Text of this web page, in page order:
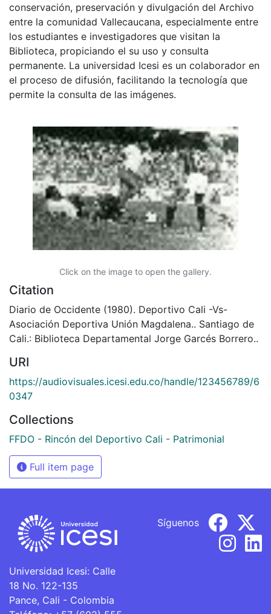
conservación, preservación y divulgación del Archivo
entre la comunidad Vallecaucana, especialmente entre
los estudiantes e investigadores que visitan la
Biblioteca, propiciando el su uso y consulta
permanente. La universidad Icesi es un colaborador en
el proceso de difusión, facilitando la tecnología que
permite la consulta de las imágenes.
Click on the image to open the gallery.
Citation
Diario de Occidente (1980). Deportivo Cali -Vs-
Asociación Deportiva Unión Magdalena.. Santiago de
Cali.: Biblioteca Departamental Jorge Garcés Borrero..
URI
https://audiovisuales.icesi.edu.co/handle/123456789/6
0347
Collections
FFDO - Rincón del Deportivo Cali - Patrimonial
Full item page
Universidad Icesi: Calle
18 No. 122-135
Pance, Cali - Colombia
Síguenos